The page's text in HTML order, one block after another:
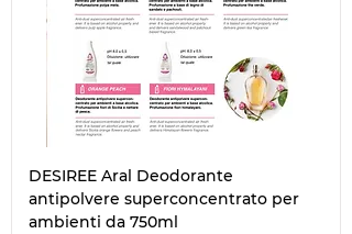
DESIREE Aral Deodorante
antipolvere superconcentrato per
ambienti da 750ml